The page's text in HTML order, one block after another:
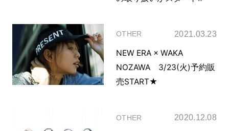
OTHER 2021.03.23
NEW ERA × WAKA
NOZAWA 3/23(火)予約販
売START★
OTHER 2020.12.08